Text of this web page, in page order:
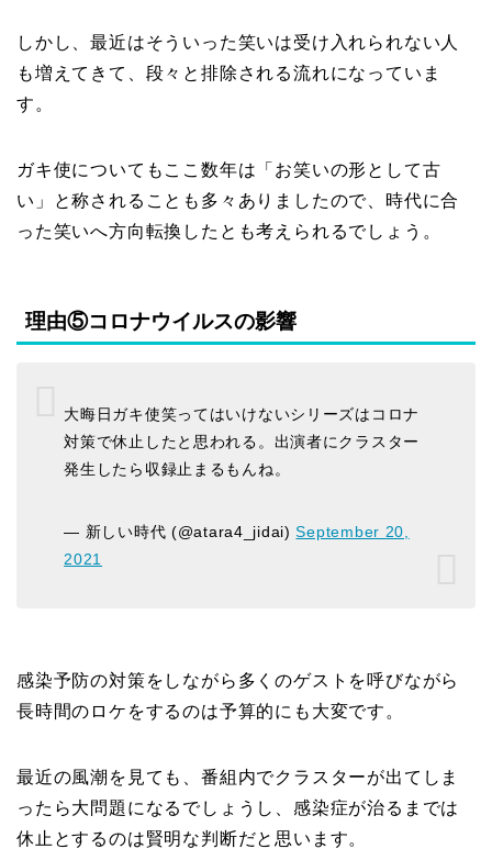
しかし、最近はそういった笑いは受け入れられない人
も増えてきて、段々と排除される流れになっていま
す。
ガキ使についてもここ数年は「お笑いの形として古
い」と称されることも多々ありましたので、時代に合
った笑いへ方向転換したとも考えられるでしょう。
理由⑤コロナウイルスの影響
大晦日ガキ使笑ってはいけないシリーズはコロナ
対策で休止したと思われる。出演者にクラスター
発生したら収録止まるもんね。
— 新しい時代 (@atara4_jidai)September 20,
2021
感染予防の対策をしながら多くのゲストを呼びながら
長時間のロケをするのは予算的にも大変です。
最近の風潮を見ても、番組内でクラスターが出てしま
ったら大問題になるでしょうし、感染症が治るまでは
休止とするのは賢明な判断だと思います。